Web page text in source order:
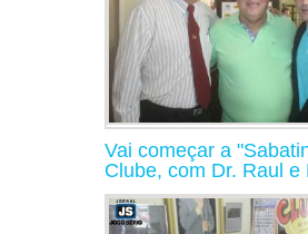
Vai começar a
Clube, com Dr. Raul e